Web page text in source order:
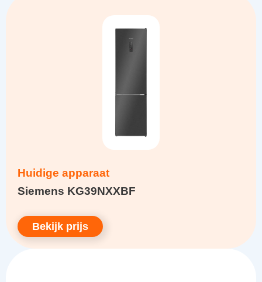
Huidige apparaat
Siemens KG39NXXBF
Bekijk prijs